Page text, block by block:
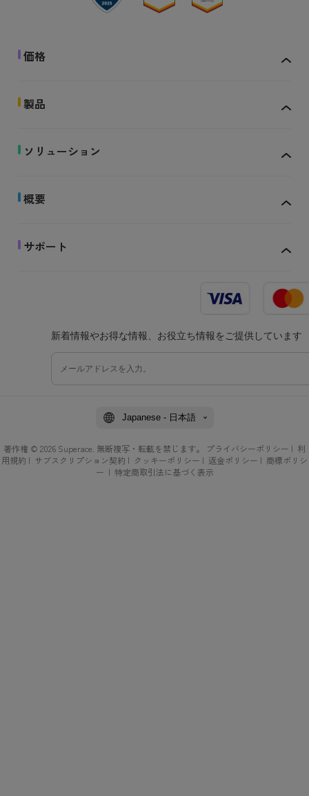
価格
製品
ソリューション
概要
サポート
新着情報やお得な情報、お役立ち情報をご提供しています
Japanese - 日本語
著作権 © 2026 Superace. 無断複写・転載を禁じます。 プライバシーポリシー | 利
用規約 | サブスクリプション契約 | クッキーポリシー | 返金ポリシー | 商標ポリシ
ー | 特定商取引法に基づく表示